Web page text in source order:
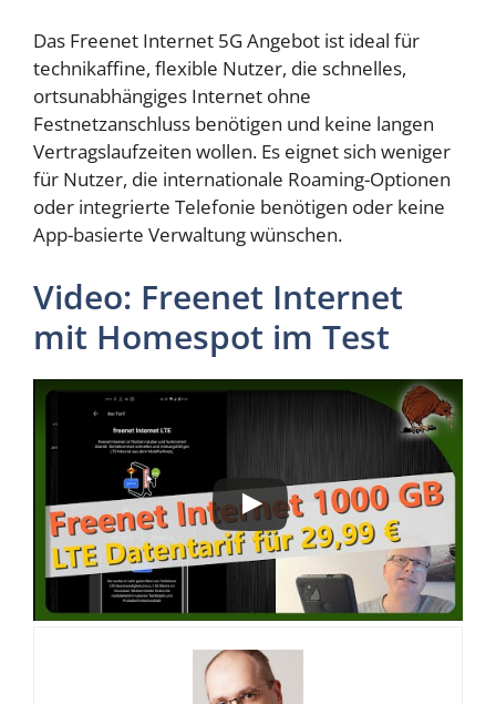
Das Freenet Internet 5G Angebot ist ideal für
technikaffine, flexible Nutzer, die schnelles,
ortsunabhängiges Internet ohne
Festnetzanschluss benötigen und keine langen
Vertragslaufzeiten wollen. Es eignet sich weniger
für Nutzer, die internationale Roaming-Optionen
oder integrierte Telefonie benötigen oder keine
App-basierte Verwaltung wünschen.
Video: Freenet Internet
mit Homespot im Test